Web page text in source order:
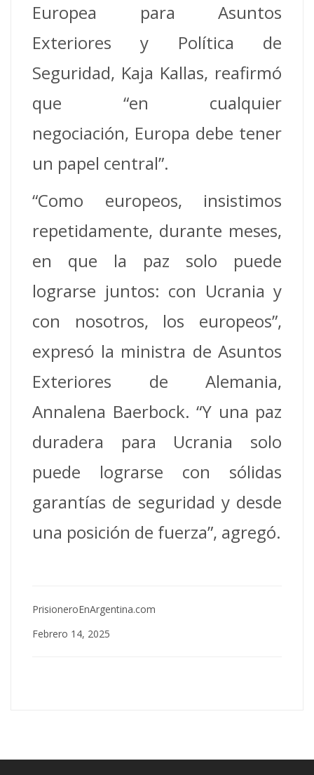
Europea para Asuntos
Exteriores y Política de
Seguridad, Kaja Kallas, reafirmó
que “en cualquier
negociación, Europa debe tener
un papel central”.
“Como europeos, insistimos
repetidamente, durante meses,
en que la paz solo puede
lograrse juntos: con Ucrania y
con nosotros, los europeos”,
expresó la ministra de Asuntos
Exteriores de Alemania,
Annalena Baerbock. “Y una paz
duradera para Ucrania solo
puede lograrse con sólidas
garantías de seguridad y desde
una posición de fuerza”, agregó.
PrisioneroEnArgentina.com
Febrero 14, 2025